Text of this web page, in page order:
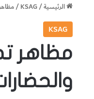
الرئيسية/
KSAG
/
KSAG
مظاهر